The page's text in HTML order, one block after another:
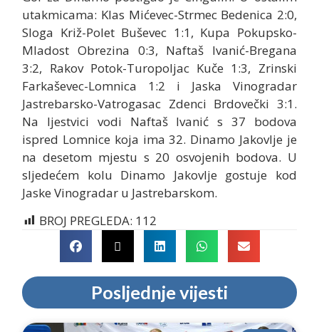
utakmicama: Klas Mićevec-Strmec Bedenica 2:0,
Sloga Križ-Polet Buševec 1:1, Kupa Pokupsko-
Mladost Obrezina 0:3, Naftaš Ivanić-Bregana
3:2, Rakov Potok-Turopoljac Kuče 1:3, Zrinski
Farkaševec-Lomnica 1:2 i Jaska Vinogradar
Jastrebarsko-Vatrogasac Zdenci Brdovečki 3:1.
Na ljestvici vodi Naftaš Ivanić s 37 bodova
ispred Lomnice koja ima 32. Dinamo Jakovlje je
na desetom mjestu s 20 osvojenih bodova. U
sljedećem kolu Dinamo Jakovlje gostuje kod
Jaske Vinogradar u Jastrebarskom.
BROJ PREGLEDA: 112
Posljednje vijesti